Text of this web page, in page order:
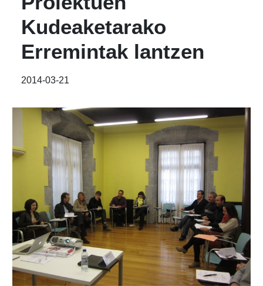
Kudeaketarako
Erremintak lantzen
2014-03-21